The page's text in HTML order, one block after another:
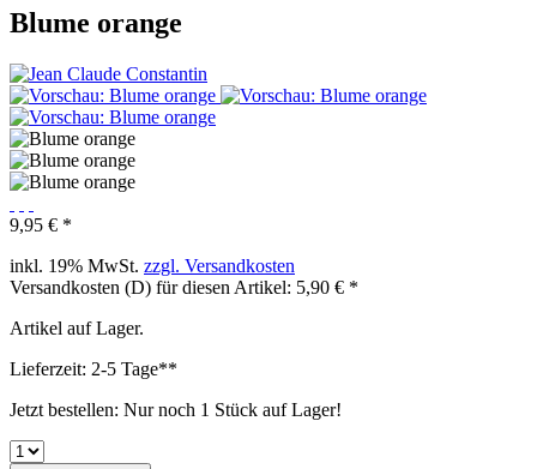
Blume orange
9,95 € *
inkl. 19% MwSt. zzgl. Versandkosten
Versandkosten (D) für diesen Artikel: 5,90 € *
Artikel auf Lager.
Lieferzeit: 2-5 Tage**
Jetzt bestellen: Nur noch 1 Stück auf Lager!